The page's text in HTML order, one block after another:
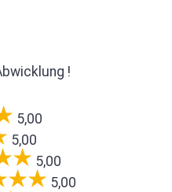
!
5,00
5,00
5,00
5,00